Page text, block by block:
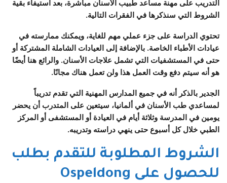
التدريب على مهنة مساعد طبيب الأسنان مباشرة، بعد استيفاء بقية
الشروط التي سنذكرها في الفقرات التالية.
تحتوي الدراسة على جزء عملي مهم للغاية، ويمكنك ممارسته في
عيادات الأطباء الخاصة. بالإضافة إلى العيادات الشاملة المشتركة أو
حتى في المستشفيات التي تشمل علاجات الأسنان. والرائع هنا أيضًا
هو أنه سيتم دفع وقت العمل هذا ولن تعمل هناك مجانًا.
الجدير بالذكر أنه في جميع المدارس المهنية التي تقدم تدريباً
لمساعدي طب الأسنان في ألمانيا، سيتعين على المتدرب أن يحضر
يومين في المدرسة وثلاثة أيام في العيادة أو المستشفى أو المركز
الطبي خلال كل أسبوع حتى ينهي دراسته وتدريبه.
الشروط المطلوبة للتقدم بطلب
للحصول على Ospeldong